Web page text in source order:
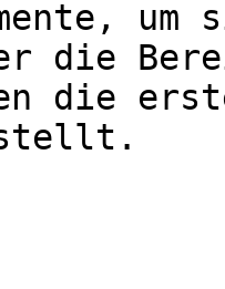
die
die